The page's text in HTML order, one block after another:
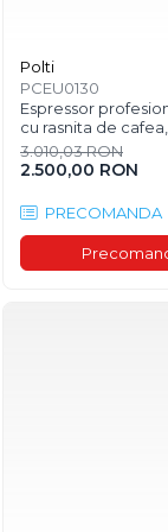
Polti
PCEU0130
Espressor
cu rasnita de
Coffea G50S, 2,8l,
bar, pentru
cappuccino
3.010,03 RON
2.500,00 RON
PRECOMANDA